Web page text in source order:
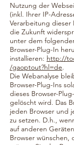
Nutzung der
(inkl. Ihrer IP-
Verarbeitung
die Zukunft
unter dem
Browser-Plug-In
installieren: http://
/gaoptout?hl=de.
Die Webanalyse
Browser-Plug-Ins
dieses Browser-
gelöscht wird. Das
jeden Browser und
zu setzen. D.h.,
auf anderen
Browser wünschen,